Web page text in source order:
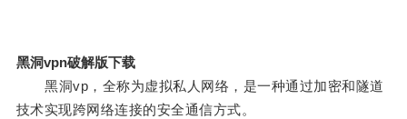
黑洞vpn破解版下载
黑洞vp，全称为虚拟私人网络，是一种通过加密和隧道
技术实现跨网络连接的安全通信方式。